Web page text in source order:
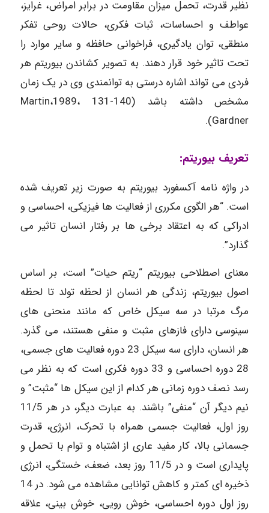
نظیر قدرت، تحمل میزان مقاومت در برابر امراض، غرایز،
عواطف و احساسات، ثبات فکری، حالات روحی تفکر
منطقی، توان یادگیری، فراخوانی حافظه و سایر موارد را
تحت تاثیر خود قرار دهند. به تصویر کشاندن بیوریتم هر
فردی می تواند اشاره درستی به توانمندی وی در یک زمان
مشخص داشته باشد (140-131 ،1989،Martin
Gardner).
تعریف بیوریتم:
در واژه نامه آکسفورد بیوریتم به صورت زیر تعریف شده
است. “هر الگوی مکرری از فعالیت ها فیزیکی، احساسی و
ادراکی که به اعتقاد برخی ها بر رفتار انسان تاثیر می
گذارد”.
معنای اصطلاحی بیوریتم “ریتم حیات” است، بر اساس
اصول بیوریتم، زندگی هر انسان از لحظه تولد تا لحظه
مرگ مرتبا در سه سیکل خاص که مانند منحنی های
سینوسی دارای فازهای مثبت و منفی هستند، می گذرد.
هر انسان، دارای سه سیکل 23 دوره فعالیت های جسمی،
28 دوره احساسی و 33 دوره فکری است که به نظر می
رسد نصف دوره زمانی هر کدام از این سیکل ها “مثبت” و
نیم دیگر آن “منفی” باشند. به عبارت دیگر، در هر 11/5
روز اول، فعالیت جسمی همراه با تحرک، انرژی، قدرت
جسمانی بالا، کار مفید عاری از اشتباه و توام با تحمل و
پایداری است و در 11/5 روز بعد، ضعف، خستگی، انرژی
ذخیره ای کمتر و کاهش توانایی مشاهده می شود. در 14
روز اول دوره احساسی، خوش رویی، خوش بینی، علاقه